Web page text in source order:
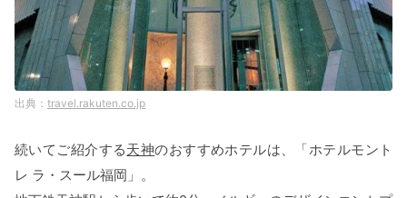
travel.rakuten.co.jp
続いてご紹介する天神のおすすめホテルは、「ホテルモント
レ ラ・スール福岡」。